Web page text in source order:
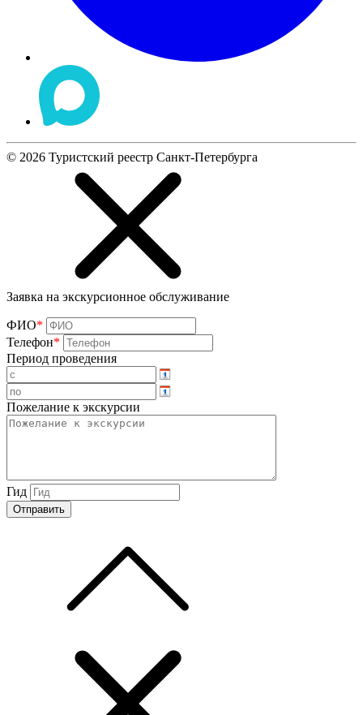
© 2026 Туристский реестр Санкт-Петербурга
Заявка на экскурсионное обслуживание
ФИО*
Телефон*
Период проведения
Пожелание к экскурсии
Гид